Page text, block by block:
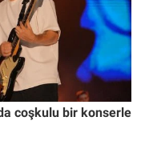
coşkulu bir konserle